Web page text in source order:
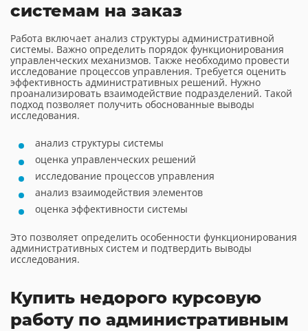
системам на заказ
Работа включает анализ структуры административной
системы. Важно определить порядок функционирования
управленческих механизмов. Также необходимо провести
исследование процессов управления. Требуется оценить
эффективность административных решений. Нужно
проанализировать взаимодействие подразделений. Такой
подход позволяет получить обоснованные выводы
исследования.
анализ структуры системы
оценка управленческих решений
исследование процессов управления
анализ взаимодействия элементов
оценка эффективности системы
Это позволяет определить особенности функционирования
административных систем и подтвердить выводы
исследования.
Купить недорого курсовую
работу по административным